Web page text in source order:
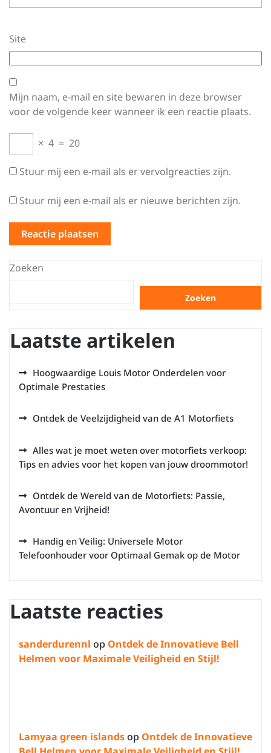
Site
Mijn naam, e-mail en site bewaren in deze browser
voor de volgende keer wanneer ik een reactie plaats.
× 4 = 20
Stuur mij een e-mail als er vervolgreacties zijn.
Stuur mij een e-mail als er nieuwe berichten zijn.
Zoeken
Zoeken
Laatste artikelen
Hoogwaardige Louis Motor Onderdelen voor
Optimale Prestaties
Ontdek de Veelzijdigheid van de A1 Motorfiets
Alles wat je moet weten over motorfiets verkoop:
Tips en advies voor het kopen van jouw droommotor!
Ontdek de Wereld van de Motorfiets: Passie,
Avontuur en Vrijheid!
Handig en Veilig: Universele Motor
Telefoonhouder voor Optimaal Gemak op de Motor
Laatste reacties
sanderdurennl op Ontdek de Innovatieve Bell
Helmen voor Maximale Veiligheid en Stijl!
Lamyaa green islandsop Ontdek de Innovatieve